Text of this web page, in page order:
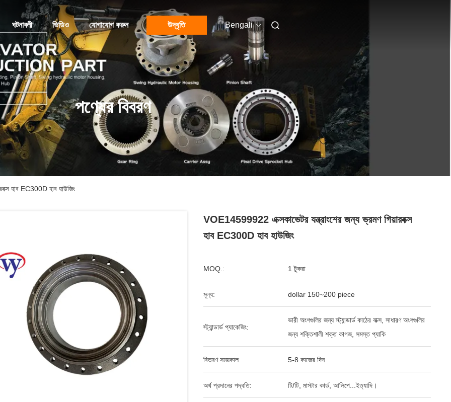
ঘটনাবলী ভিডিও যোগাযোগ করুন উদ্ধৃতি Bengali
পণ্যের বিবরণ
হাব EC300D হাব হাউজিং
VOE14599922 এক্সকাভেটর যন্ত্রাংশের জন্য ভ্রমণ গিয়ারবক্স
হাব EC300D হাব হাউজিং
MOQ.: 1 টুকরা
মূল্য: dollar 150~200 piece
স্ট্যান্ডার্ড প্যাকেজিং:
ভারী অংশগুলির জন্য স্ট্যান্ডার্ড কাঠের বাক্স, সাধারণ অংশগুলির
জন্য শক্তিশালী শক্ত কাগজ, সমস্ত প্যাকি
বিতরণ সময়কাল: 5-8 কাজের দিন
অর্থ প্রদানের পদ্ধতি: টি/টি, মাস্টার কার্ড, আলিপে...ইত্যাদি।